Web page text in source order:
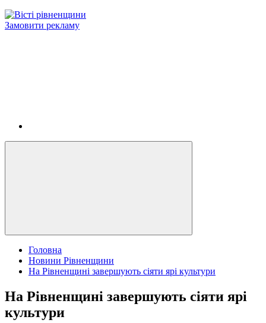
Замовити рекламу
Головна
Новини Рівненщини
На Рівненщині завершують сіяти ярі культури
На Рівненщині завершують сіяти ярі
культури